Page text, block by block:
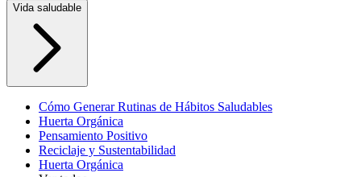
Vida saludable
Cómo Generar Rutinas de Hábitos Saludables
Huerta Orgánica
Pensamiento Positivo
Reciclaje y Sustentabilidad
Huerta Orgánica